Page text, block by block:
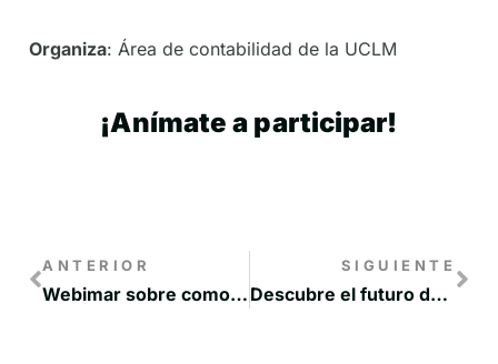
Organiza: Área de contabilidad de la UCLM
¡Anímate a participar!
ANTERIOR
Webimar sobre como hacer diseño gráfico en Canva
SIGUIENTE
Descubre el futuro de la Agricultura en esta Jornada Gratuita sobre la Agricultura Inteligente.